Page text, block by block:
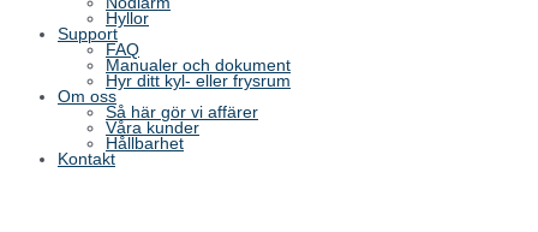
Hyllor
Support
FAQ
Manualer och dokument
Hyr ditt kyl- eller frysrum
Om oss
Så här gör vi affärer
Våra kunder
Hållbarhet
Kontakt